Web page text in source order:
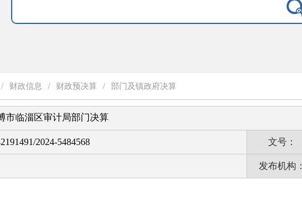
/ 财政信息 / 财政预决算 / 部门及镇政府决算
市临淄区审计局部门决算
2024-5484568 文号：
发布机构：